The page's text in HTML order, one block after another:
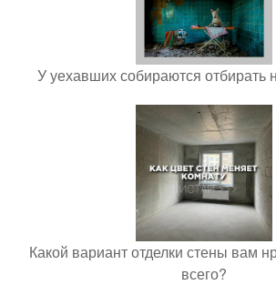
У уехавших собираются отбирать
Какой вариант отделки стены вам
всего?